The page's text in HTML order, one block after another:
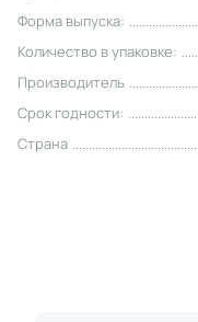
Форма выпуска:
Количество в упаковке:
Производитель
Срок годности:
Страна